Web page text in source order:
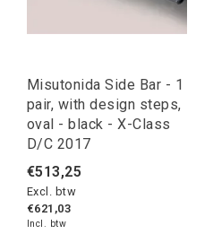
Misutonida Side Bar - 1
pair, with design steps,
oval - black - X-Class
D/C 2017
€513,25
Excl. btw
€621,03
Incl. btw